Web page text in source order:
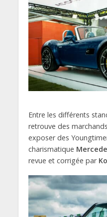
Entre les différents
retrouve des
exposer des
charismatique
revue et corrigée par